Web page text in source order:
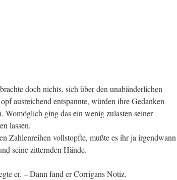
doch nichts, sich über den unabänderlichen
ausreichend entspannte, würden ihre Gedanken
ging das ein wenig zulasten seiner
lassen.
Zahlenreihen vollstopfte, mußte es ihr ja irgendwann
seine zitternden Hände.
er. – Dann fand er Corrigans Notiz.